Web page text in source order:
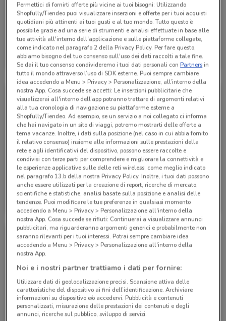
Alpitour
Scade il 31/01 285 m
Alpitour
Scade il 31/10 285 m
Alpitour
Scade il 31/10
Permettici di fornirti offerte più vicine ai tuoi bisogni: Utilizzando
Shopfully/Tiendeo puoi visualizzare inserzioni e offerte per i tuoi acquisti
quotidiani più attinenti ai tuoi gusti e al tuo mondo. Tutto questo è
possibile grazie ad una serie di strumenti e analisi effettuate in base alle
tue attività all'interno dell'applicazione e sulle piattaforme collegate,
come indicato nel paragrafo 2 della Privacy Policy. Per fare questo,
abbiamo bisogno del tuo consenso sull'uso dei dati raccolti a tale fine.
Se dai il tuo consenso condivideremo i tuoi dati personali conPartnersin
tutto il mondo attraverso l’uso di SDK esterne. Puoi sempre cambiare
idea accedendo a Menu > Privacy > Personalizzazione, all’interno della
nostra App. Cosa succede se accetti: Le inserzioni pubblicitarie che
visualizzerai all'interno dell’app potranno trattare di argomenti relativi
alla tua cronologia di navigazione su piattaforme esterne a
Shopfully/Tiendeo. Ad esempio, se un servizio a noi collegato ci informa
che hai navigato in un sito di viaggi, potremo mostrarti delle offerte a
tema vacanze. Inoltre, i dati sulla posizione (nel caso in cui abbia fornito
il relativo consenso) insieme alle informazioni sulle prestazioni della
rete e agli identificativi del dispositivo, possono essere raccolte e
condivisi con terze parti per comprendere e migliorare la connettività e
le esperienze applicative sulle delle reti wireless, come meglio indicato
nel paragrafo 13.b della nostra Privacy Policy. Inoltre, i tuoi dati possono
anche essere utilizzati per la creazione di report, ricerche di mercato,
scientifiche e statistiche, analisi basate sulla posizione e analisi delle
tendenze. Puoi modificare le tue preferenze in qualsiasi momento
accedendo a Menu > Privacy > Personalizzazione all'interno della
nostra App. Cosa succede se rifiuti: Continuerai a visualizzare annunci
pubblicitari, ma riguarderanno argomenti generici e probabilmente non
saranno rilevanti per i tuoi interessi. Potrai sempre cambiare idea
accedendo a Menu > Privacy > Personalizzazione all'interno della
nostra App.
Noi e i nostri partner trattiamo i dati per fornire:
Utilizzare dati di geolocalizzazione precisi. Scansione attiva delle
caratteristiche del dispositivo ai fini dell’identificazione. Archiviare
informazioni su dispositivo e/o accedervi. Pubblicità e contenuti
personalizzati, misurazione delle prestazioni dei contenuti e degli
annunci, ricerche sul pubblico, sviluppo di servizi.